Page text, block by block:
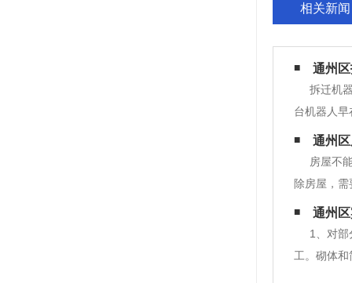
相关新闻
通州
拆迁机
台机器人
人就会被
式。一、
通州
房屋不
除房屋，需
门备案后
制定相应
通州
1、对
工。砌体